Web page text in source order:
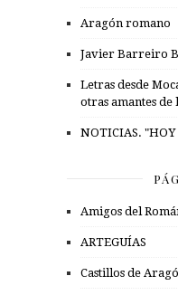
Aragón romano
Javier Barreiro
Letras desde
otras amantes
NOTICIAS.
Amigos del
ARTEGUÍAS
Castillos de